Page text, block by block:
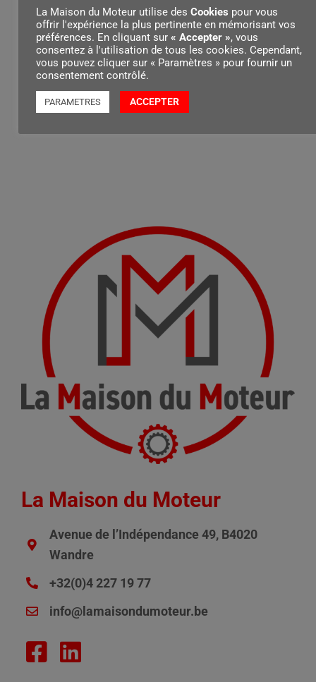
Contenu par
La Maison du Moteur
Avenue de l’Indépendance 49, B4020
Wandre
+32(0)4 227 19 77
info@lamaisondumoteur.be
La Maison du Moteur utilise des Cookies pour vous
offrir l'expérience la plus pertinente en mémorisant vos
préférences. En cliquant sur « Accepter », vous
consentez à l'utilisation de tous les cookies. Cependant,
vous pouvez cliquer sur « Paramètres » pour fournir un
consentement contrôlé.
PARAMETRES ACCEPTER